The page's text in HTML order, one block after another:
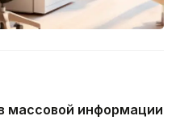
массовой информации